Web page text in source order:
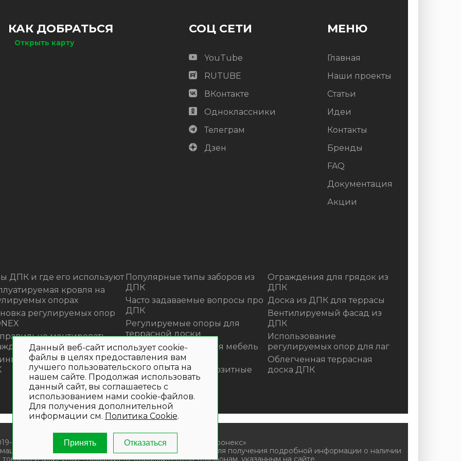
КАК ДОБРАТЬСЯ
Открыть карту
СОЦ СЕТИ
YouTube
RUTUBE
ВКонтакте
Одноклассники
Телеграм
Дзен
МЕНЮ
Главная
Наши проекты
Статьи
Идеи
Контакты
Бренды
FAQ
Документация
Акции
ДПК и где его используют
кровля на
опорах
регулируемых опор
монтировать
из ДПК?
Моющее средство для
Популярные типы заборов из
ДПК
Часто задаваемые вопросы про
ДПК
Регулируемые опоры для
террасной доски
Премиальная садовая мебель
из ротанга Outdoor
Нескользящие композитные
ступени
Ограждения для грядок из
ДПК
Доска из ДПК для террасы
Вентилируемый фасад из
ДПК
Использование
регулируемых опор для лаг
Облегченная террасная
доска ДПК
2026. Общество с ограниченной ответственностью «Кронекс»
характер и не является публичной офертой. Для получения подробной информации о наличии
и (или) услуг , пожалуйста, обращайтесь по телефонам, указанным на сайте.
Данный веб-сайт использует cookie-
файлы в целях предоставления вам
лучшего пользовательского опыта на
нашем сайте. Продолжая использовать
данный сайт, вы соглашаетесь с
использованием нами cookie-файлов.
Для получения дополнительной
информации см. Политика Cookie.
Принять Отказаться